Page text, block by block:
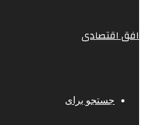
افق اقتصادی
جستجو برای